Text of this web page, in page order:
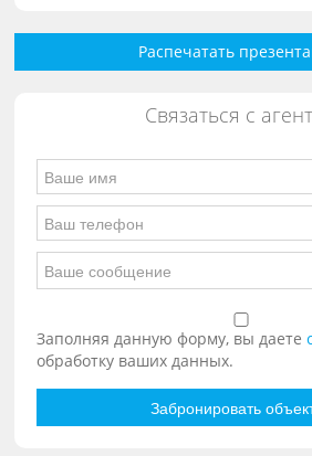
Распечатать
Связаться с
Заполняя данную форму, вы даете
обработку ваших данных.